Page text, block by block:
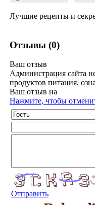
Лучшие рецепты и
Отзывы (0)
Ваш отзыв
Администрация сайта
продуктов питания,
Ваш отзыв на
Нажмите, чтобы
Отправить